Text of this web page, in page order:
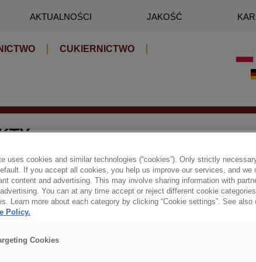
AKTUALNOŚCI JAKOŚĆ
CUKIERNICTWO
uses cookies and similar technologies (“cookies”). Only strictly
If you accept all cookies, you help us improve our services, and we
content and advertising. This may involve sharing information with
You can at any time accept or reject different cookie
Learn more about each category by clicking “Cookie settings”. See also
Policy.
Cookies